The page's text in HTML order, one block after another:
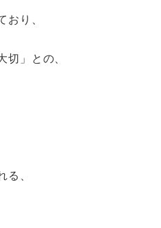
おり、
切」との、
る、